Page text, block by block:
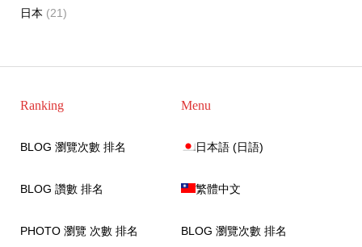
日本 (21)
Ranking
BLOG 瀏覽次數 排名
BLOG 讚數 排名
PHOTO 瀏覽 次數 排名
Menu
日本語 (日語)
繁體中文
BLOG 瀏覽次數 排名